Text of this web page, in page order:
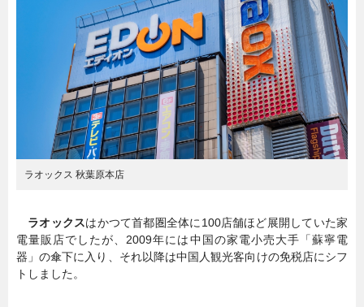
ラオックス 秋葉原本店
ラオックスはかつて首都圏全体に100店舗ほど展開していた家
電量販店でしたが、2009年には中国の家電小売大手「蘇寧電
器」の傘下に入り、それ以降は中国人観光客向けの免税店にシフ
トしました。